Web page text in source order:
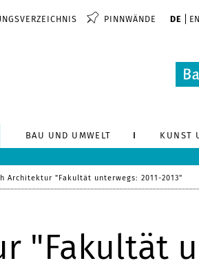
PINNWÄNDE DE EN
BAU UND UMWELT KUNST
Architektur "Fakultät unterwegs: 2011-2013"
"Fakultät